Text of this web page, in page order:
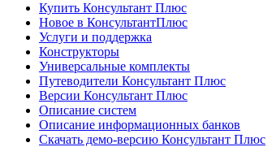
Купить Консультант Плюс
Новое в КонсультантПлюс
Услуги и поддержка
Конструкторы
Универсальные комплекты
Путеводители Консультант Плюс
Версии Консультант Плюс
Описание систем
Описание информационных банков
Скачать демо-версию Консультант Плюс